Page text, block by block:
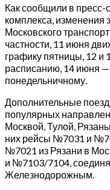
Как сообщили в пресс-
комплекса, изменения
Московского
частности, 11 июня
графику пятницы, 12 и
расписанию, 14 июня
понедельничному.
Дополнительные
популярных
Москвой, Тулой,
них рейсы №7031 и
№7021 из Рязани в
и №7103/7104,
Железнодорожным.